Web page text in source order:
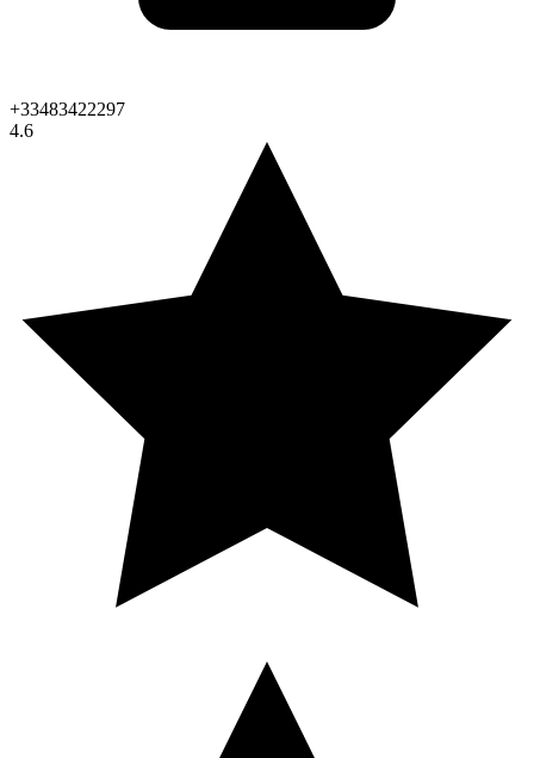
+33483422297
4.6